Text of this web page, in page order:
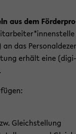
aus dem
das
er­hält eine (di­gi­
Gleich­stel­lung